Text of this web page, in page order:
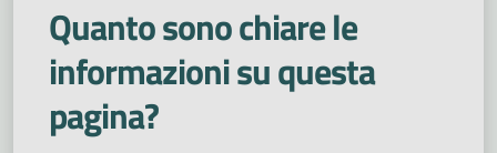
Quanto sono chiare le
informazioni su questa
pagina?